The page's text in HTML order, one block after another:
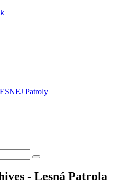
Patroly
- Lesná Patrola